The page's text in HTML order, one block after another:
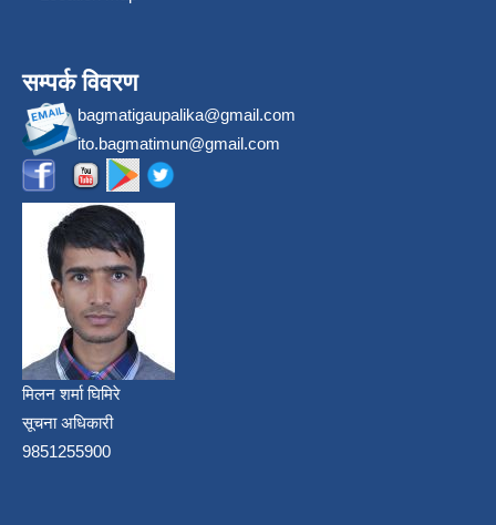
सम्पर्क विवरण
bagmatigaupalika@gmail.com
ito.bagmatimun@gmail.com
मिलन शर्मा घिमिरे
सूचना अधिकारी
9851255900